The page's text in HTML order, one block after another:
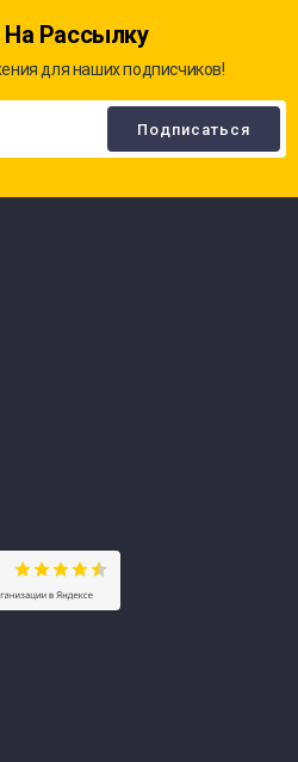
Рассылку
для наших подписчиков!